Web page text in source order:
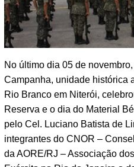
No último dia 05 de
Campanha, unidade histórica
Rio Branco em Niterói,
Reserva e o dia do Material
pelo Cel. Luciano Batista de
integrantes do CNOR –
da AORE/RJ – Associação